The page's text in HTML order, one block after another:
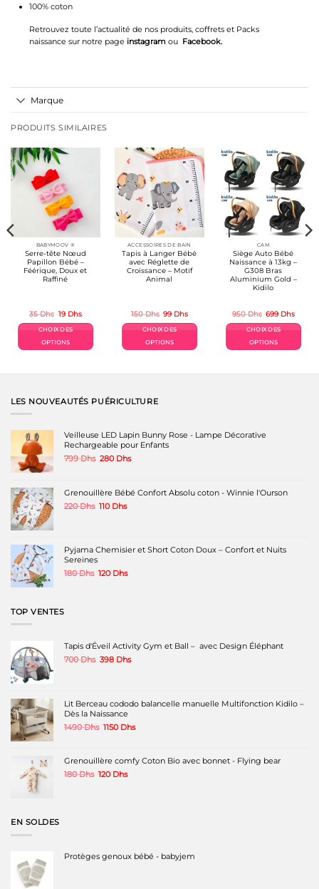
100% coton
Retrouvez toute l’actualité de nos produits, coffrets et Packs
naissance sur notre page instagram ou Facebook.
Marque
PRODUITS SIMILAIRES
BABYMOOV ®
Serre-tête Nœud
Papillon Bébé –
Féérique, Doux et
Raffiné
35Dhs Le
initial
était :
35 Dhs.
19 DhsLe
actuel
CHOIX DES
OPTIONS
a
variations.
être
sur
du
produit
ACCESSOIRES DE BAIN
Tapis à Langer Bébé
avec Réglette de
Croissance – Motif
Animal
150Dhs Le
initial
était :
150 Dhs.
99 DhsLe
actuel
CHOIX DES
OPTIONS
a
être
du
CAM
Siège Auto Bébé
Naissance à 13kg –
G308 Bras
Aluminium Gold –
Kidilo
950Dhs Le
initial
était :
950 Dhs.
699 DhsLe
actuel
CHOIX DES
OPTIONS
a
être
du
LES NOUVEAUTÉS PUÉRICULTURE
Veilleuse LED Lapin Bunny Rose - Lampe Décorative
Rechargeable pour Enfants
799Dhs Le
était :
799 Dhs.
280 DhsLe
est :
280 Dhs.
Grenouillère Bébé Confort Absolu coton - Winnie l'Ourson
220Dhs Le
220 Dhs.
110 DhsLe
110 Dhs.
Pyjama Chemisier et Short Coton Doux – Confort et Nuits
Sereines
180Dhs Le
120 DhsLe
TOP VENTES
Tapis d'Éveil Activity Gym et Ball – avec Design Éléphant
700Dhs Le
398 DhsLe
398 Dhs.
Lit Berceau cododo balancelle manuelle Multifonction Kidilo –
Dès la Naissance
1490Dhs Le
1490 Dhs.
1150 DhsLe
est :
1150 Dhs.
Grenouillère comfy Coton Bio avec bonnet - Flying bear
180Dhs Le
120 DhsLe
EN SOLDES
Protèges genoux bébé - babyjem